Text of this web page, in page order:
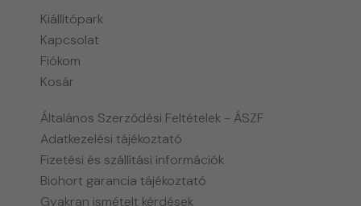
Kiállítópark
Kapcsolat
Fiókom
Kosár
Általános Szerződési Feltételek - ÁSZF
Adatkezelési tájékoztató
Fizetési és szállítási információk
Biohort garancia tájékoztató
Gyakran ismételt kérdések